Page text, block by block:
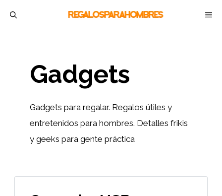
Gadgets
Gadgets para regalar. Regalos útiles y
entretenidos para hombres. Detalles frikis
y geeks para gente práctica